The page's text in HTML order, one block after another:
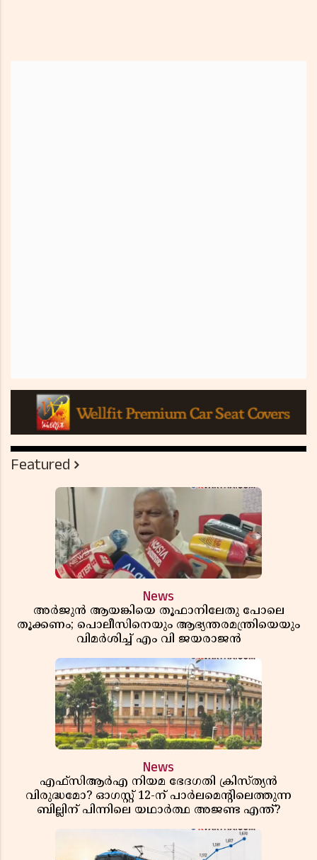
Featured
News
അർജുൻ ആയങ്കിയെ തൂഫാനിലേതു പോലെ
തൂക്കണം; പൊലീസിനെയും ആഭ്യന്തരമന്ത്രിയെയും
വിമർശിച്ച് എം വി ജയരാജൻ
News
എഫ്സിആർഎ നിയമ ഭേദഗതി ക്രിസ്ത്യൻ
വിരുദ്ധമോ? ഓഗസ്റ്റ് 12-ന് പാർലമെന്റിലെത്തുന്ന
ബില്ലിന് പിന്നിലെ യഥാർത്ഥ അജണ്ട എന്ത്?